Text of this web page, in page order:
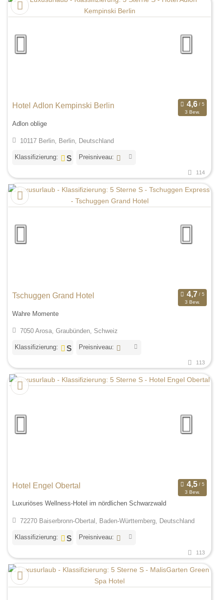
Hotel Adlon Kempinski Berlin
3 Bew.
Adlon oblige
10117 Berlin, Berlin, Deutschland
Klassifizierung: Preisniveau:
114
Tschuggen Grand Hotel
3 Bew.
Wahre Momente
7050 Arosa, Graubünden, Schweiz
Klassifizierung: Preisniveau:
113
Hotel Engel Obertal
3 Bew.
Luxuriöses Wellness-Hotel im nördlichen Schwarzwald
72270 Baiserbronn-Obertal, Baden-Württemberg, Deutschland
Klassifizierung: Preisniveau:
113